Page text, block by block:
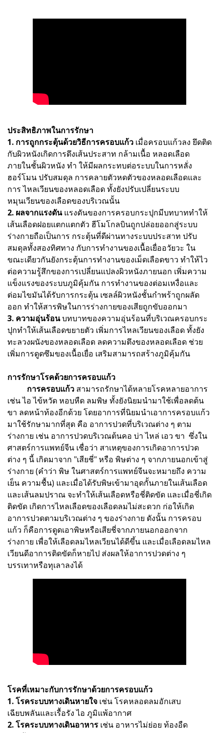
ประสิทธิภาพในการรักษา
1. การถูกกระตุ้นด้วยวิธีการครอบแก้ว เมื่อครอบแก้วลง ยึดติด
กับผิวหนังเกิดการดึงเส้นประสาท กล้ามเนื้อ หลอดเลือด
ภายในชั้นผิวหนัง ทํา ให้มีผลกระทบต่อระบบในการหลั่ง
ฮอร์โมน ปรับสมดุล การคลายตัวหดตัวของหลอดเลือดและ
การ ไหลเวียนของหลอดเลือด ทั้งยังปรับเปลี่ยนระบบ
หมุนเวียนของเลือดของบริเวณนั้น
2. ผลจากแรงดันแรงดันของการครอบกระปุกมีบทบาททําให้
เส้นเลือดฝอยแตกแตกตัว ฮีโมโกลบินถูกปล่อยออกสู่ระบบ
ร่างกายถือเป็นการ กระตุ้นที่ดีผ่านทางระบบประสาท ปรับ
สมดุลทั้งสองทิศทาง กับการทํางานของเนื้อเยื่ออวัยวะ ใน
ขณะเดียวกันยังกระตุ้นการทํางานของเม็ดเลือดขาว ทําให้ไว
ต่อความรู้สึกของการเปลี่ยนแปลงผิวหนังภายนอก เพิ่มความ
แข็งแรงของระบบภูมิคุ้มกัน การทํางานของต่อมเหงื่อและ
ต่อมไขมันได้รับการกระตุ้น เซลล์ผิวหนังชั้นกําพร้าถูกผลัด
ออก ทําให้สารพิษในการร่างกายของเสียถูกขับออกมา
3. ความอุ่นร้อนบทบาทของความอุ่นร้อนที่บริเวณครอบกระ
ปุกทําให้เส้นเลือดขยายตัว เพิ่มการไหลเวียนของเลือด ทั้งยัง
ทะลวงผนังของหลอดเลือด ลดความตึงของหลอดเลือด ช่วย
เพิ่มการดูดซึมของเนื้อเยื่อ เสริมสามารถสร้างภูมิคุ้มกัน
การรักษาโรคด้วยการครอบแก้ว
การครอบแก้ว สามารถรักษาได้หลายโรคหลายอาการ
เช่น ไอ ไข้หวัด หอบหืด ลมพิษ ทั้งยังนิยมนำมาใช้เพื่อลดต้น
ขา ลดหน้าท้องอีกด้วย โดยอาการที่นิยมนำเอาการครอบแก้ว
มาใช้รักษามากที่สุด คือ อาการปวดที่บริเวณต่าง ๆ ตาม
ร่างกาย เช่น อาการปวดบริเวณต้นคอ บ่า ไหล่ เอว ขา ซึ่งใน
ศาสตร์การแพทย์จีน เชื่อว่า สาเหตุของการเกิดอาการปวด
ต่าง ๆ นี้ เกิดมาจาก "เสียชี่" หรือ พิษต่าง ๆ จากภายนอกเข้าสู่
ร่างกาย (คำว่า พิษ ในศาสตร์การแพทย์จีนจะหมายถึง ความ
เย็น ความชื้น) และเมื่อได้รับพิษเข้ามาอุดกั้นภายในเส้นเลือด
และเส้นลมปราณ จะทำให้เส้นเลือดหรือชี่ติดขัด และเมื่อชี่เกิด
ติดขัด เกิดการไหลเลือดของเลือดลมไม่สะดวก ก่อให้เกิด
อาการปวดตามบริเวณต่าง ๆ ของร่างกาย ดังนั้น การครอบ
แก้ว ก็คือการดูดเอาพิษหรือเสียชี่จากภายนอกออกจาก
ร่างกาย เพื่อให้เลือดลมไหลเวียนได้ดีขึ้น และเมื่อเลือดลมไหล
เวียนดีอาการติดขัดก็หายไป ส่งผลให้อาการปวดต่าง ๆ
บรรเทาหรือทุเลาลงได้
โรคที่เหมาะกับการรักษาด้วยการครอบแก้ว
1. โรคระบบทางเดินหายใจ เช่น โรคหลอดลมอักเสบ
เฉียบพลันและเรื้อรัง ไอ ภูมิแพ้อากาศ
2. โรคระบบทางเดินอาหาร เช่น อาหารไม่ย่อย ท้องอืด